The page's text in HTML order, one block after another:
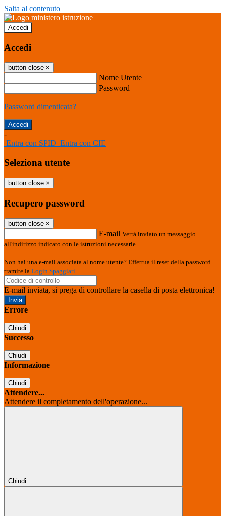
Salta al contenuto
Accedi
Accedi
button close ×
Nome Utente
Password
Password dimenticata?
-
Entra con SPID Entra con CIE
Seleziona utente
button close ×
Recupero password
button close ×
E-mail Verrà inviato un messaggio
all'indirizzo indicato con le istruzioni necessarie.
Non hai una e-mail associata al nome utente? Effettua il reset della password
tramite la Login Spaggiari
E-mail inviata, si prega di controllare la casella di posta elettronica!
Errore
Chiudi
Successo
Chiudi
Informazione
Chiudi
Attendere...
Attendere il completamento dell'operazione...
Chiudi